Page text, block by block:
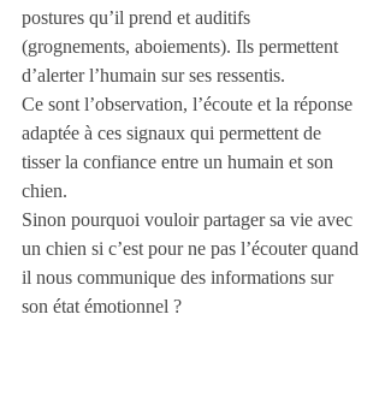
postures qu’il prend et auditifs
(grognements, aboiements). Ils permettent
d’alerter l’humain sur ses ressentis.
Ce sont l’observation, l’écoute et la réponse
adaptée à ces signaux qui permettent de
tisser la confiance entre un humain et son
chien.
Sinon pourquoi vouloir partager sa vie avec
un chien si c’est pour ne pas l’écouter quand
il nous communique des informations sur
son état émotionnel ?